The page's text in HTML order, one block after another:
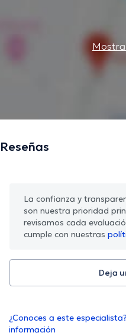
Reseñas
La confianza y
son nuestra prioridad
revisamos cada
cumple con nuestras
Deja
¿Conoces a este
información